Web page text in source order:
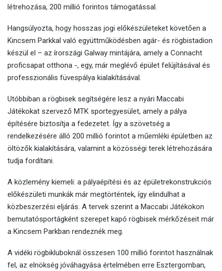
létrehozása, 200 millió forintos támogatással.
Hangsúlyozta, hogy hosszas jogi előkészületeket követően a
Kincsem Parkkal való együttműködésben agár- és rögbistadion
készül el – az írországi Galway mintájára, amely a Connacht
proficsapat otthona -, egy, már meglévő épület felújításával és
professzionális füvespálya kialakításával.
Utóbbiban a rögbisek segítségére lesz a nyári Maccabi
Játékokat szervező MTK sportegyesület, amely a pálya
építésére biztosítja a fedezetet. Így a szövetség a
rendelkezésére álló 200 millió forintot a műemléki épületben az
öltözők kialakítására, valamint a közösségi terek létrehozására
tudja fordítani.
A közlemény kiemeli: a pályaépítési és az épületrekonstrukciós
előkészületi munkák már megtörténtek, így elindulhat a
közbeszerzési eljárás. A tervek szerint a Maccabi Játékokon
bemutatósportágként szerepet kapó rögbisek mérkőzéseit már
a Kincsem Parkban rendeznék meg.
A vidéki rögbikluboknál összesen 100 millió forintot használnak
fel, az elnökség jóváhagyása értelmében erre Esztergomban,